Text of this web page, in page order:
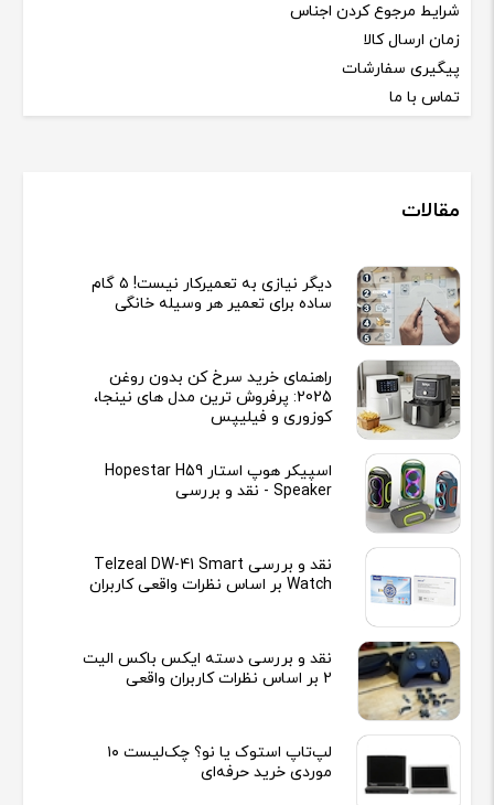
شرایط مرجوع کردن اجناس
زمان ارسال کالا
پیگیری سفارشات
تماس با ما
مقالات
دیگر نیازی به تعمیرکار نیست! ۵ گام
ساده برای تعمیر هر وسیله خانگی
راهنمای خرید سرخ کن بدون روغن
2025: پرفروش ترین مدل های نینجا،
کوزوری و فیلیپس
اسپیکر هوپ استار Hopestar H59
Speaker - نقد و بررسی
نقد و بررسی Telzeal DW-41 Smart
Watch بر اساس نظرات واقعی کاربران
نقد و بررسی دسته ایکس باکس الیت
2 بر اساس نظرات کاربران واقعی
لپ‌تاپ استوک یا نو؟ چک‌لیست ۱۰
موردی خرید حرفه‌ای